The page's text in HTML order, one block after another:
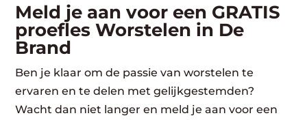
Meld je aan voor een GRATIS
proefles Worstelen in De
Brand
Ben je klaar om de passie van worstelen te
ervaren en te delen met gelijkgestemden?
Wacht dan niet langer en meld je aan voor een